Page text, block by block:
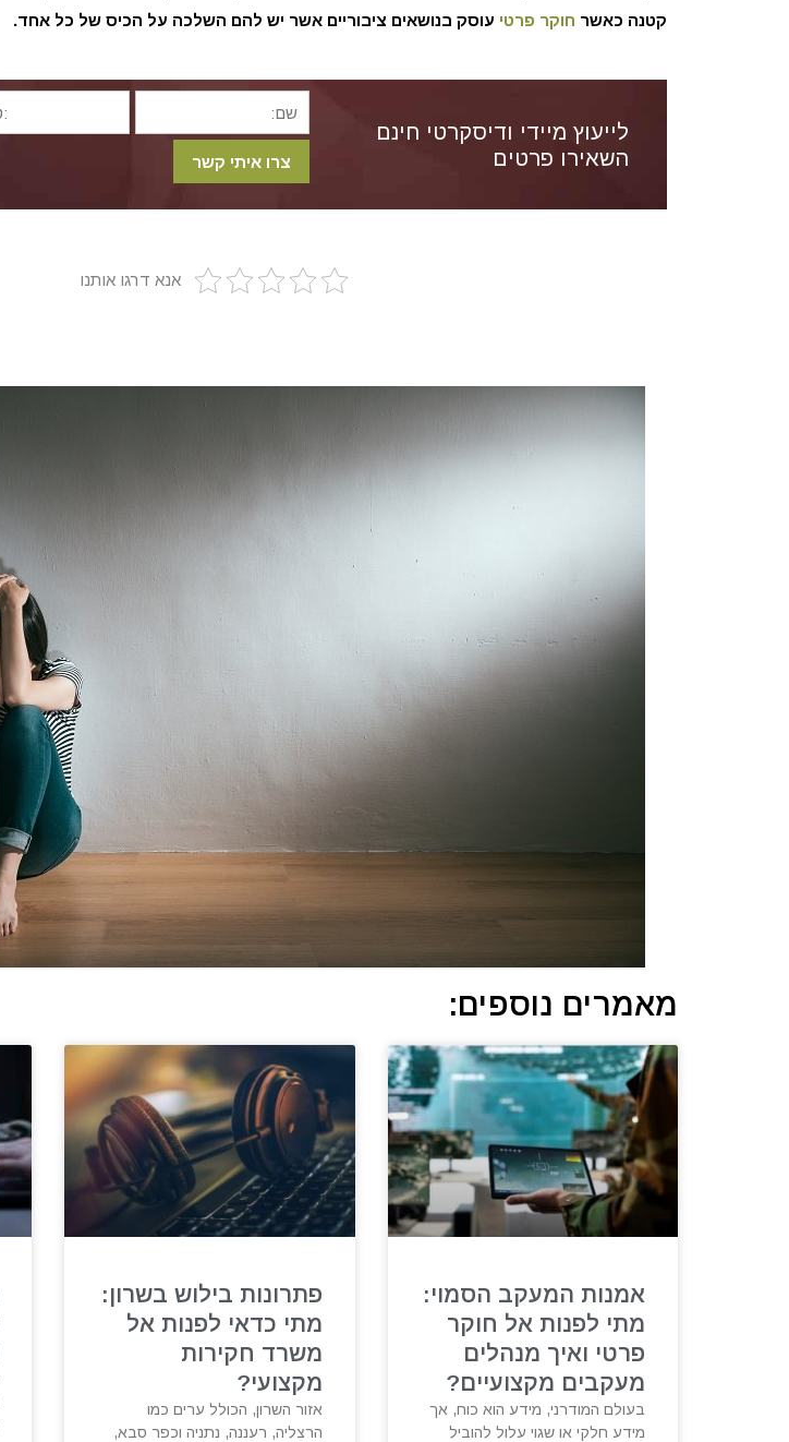
קטנה כאשר חוקר פרטי עוסק בנושאים ציבוריים אשר יש להם השלכה על הכיס של כל אחד.
לייעוץ מיידי ודיסקרטי חינם
השאירו פרטים
אנא דרגו אותנו
מאמרים נוספים:
אמנות המעקב הסמוי:
מתי לפנות אל חוקר
פרטי ואיך מנהלים
מעקבים מקצועיים?
בעולם המודרני, מידע הוא כוח, אך
מידע חלקי או שגוי עלול להוביל
פתרונות בילוש בשרון:
מתי כדאי לפנות אל
משרד חקירות
מקצועי?
אזור השרון, הכולל ערים כמו
הרצליה, רעננה, נתניה וכפר סבא,